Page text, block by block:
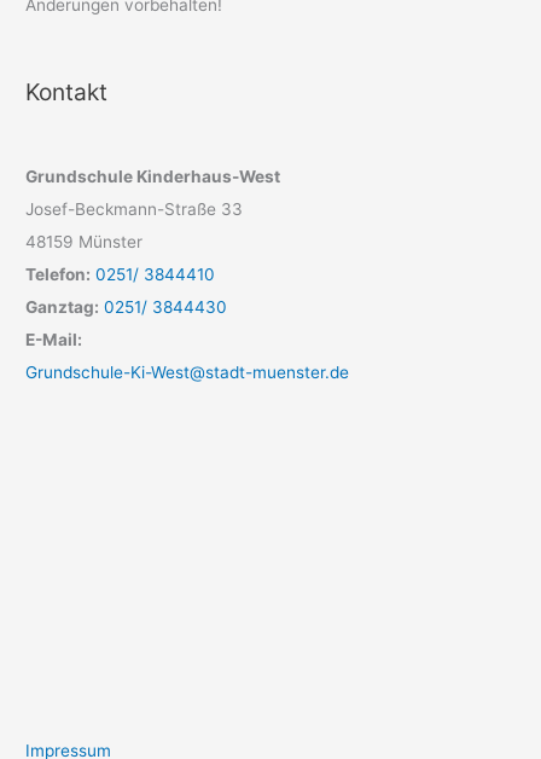
Änderungen vorbehalten!
Kontakt
Grundschule Kinderhaus-West
Josef-Beckmann-Straße 33
48159 Münster
Telefon: 0251/ 3844410
Ganztag: 0251/ 3844430
E-Mail:
Grundschule-Ki-West@stadt-muenster.de
Impressum